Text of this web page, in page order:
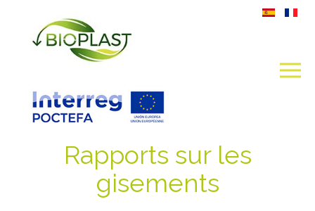
Rapports sur les
gisements